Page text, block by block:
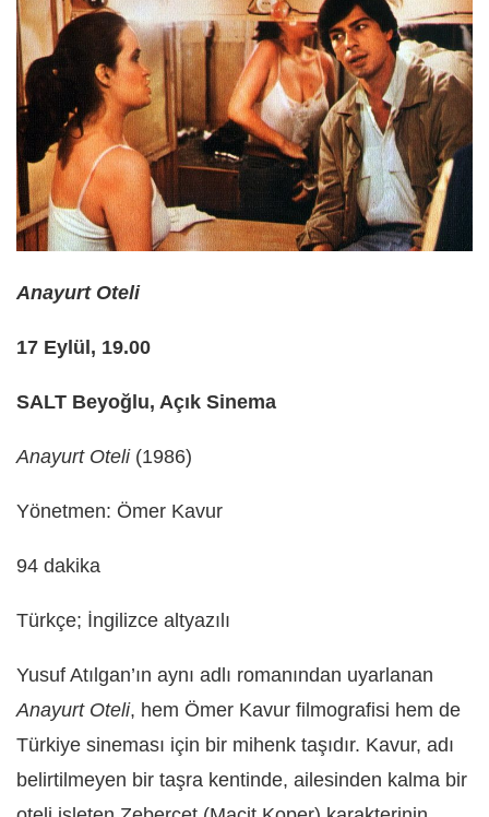
Anayurt Oteli
17 Eylül, 19.00
SALT Beyoğlu, Açık Sinema
Anayurt Oteli (1986)
Yönetmen: Ömer Kavur
94 dakika
Türkçe; İngilizce altyazılı
Yusuf Atılgan’ın aynı adlı romanından uyarlanan
Anayurt Oteli, hem Ömer Kavur filmografisi hem de
Türkiye sineması için bir mihenk taşıdır. Kavur, adı
belirtilmeyen bir taşra kentinde, ailesinden kalma bir